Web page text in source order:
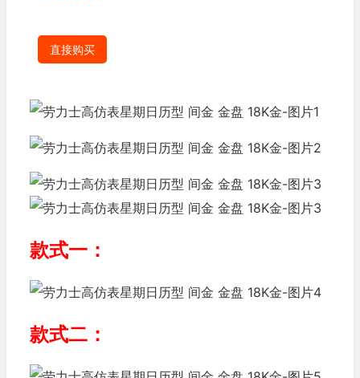
直接购买
款式一：
款式二：